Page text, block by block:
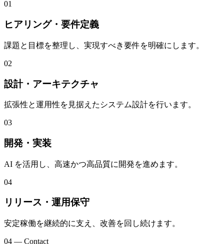
01
ヒアリング・要件定義
課題と目標を整理し、実現すべき要件を明確にします。
02
設計・アーキテクチャ
拡張性と運用性を見据えたシステム設計を行います。
03
開発・実装
AI を活用し、高速かつ高品質に開発を進めます。
04
リリース・運用保守
安定稼働を継続的に支え、改善を回し続けます。
04 — Contact